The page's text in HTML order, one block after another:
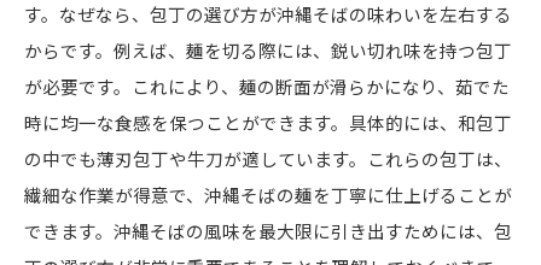
包丁技術が生む沖縄そばの独特な風味
家庭で試したい沖縄そばの包丁技
沖縄そばの技術を高める包丁の研ぎ方
包丁が生む沖縄そばの魅力
包丁による沖縄そばの食感の違い
す。なぜなら、包丁の選び方が沖縄そばの味わいを左右する
からです。例えば、麺を切る際には、鋭い切れ味を持つ包丁
が必要です。これにより、麺の断面が滑らかになり、茹でた
時に均一な食感を保つことができます。具体的には、和包丁
の中でも薄刃包丁や牛刀が適しています。これらの包丁は、
繊細な作業が得意で、沖縄そばの麺を丁寧に仕上げることが
できます。沖縄そばの風味を最大限に引き出すためには、包